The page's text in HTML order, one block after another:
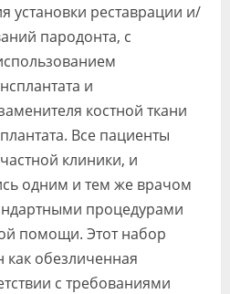
установки реставрации и/
пародонта, с
и
костной ткани
Все пациенты
клиники, и
одним и тем же врачом
процедурами
помощи. Этот набор
обезличенная
с требованиями